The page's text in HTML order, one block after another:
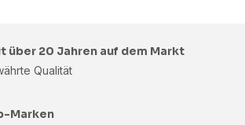
über 20 Jahren auf dem Markt
Qualität
Marken